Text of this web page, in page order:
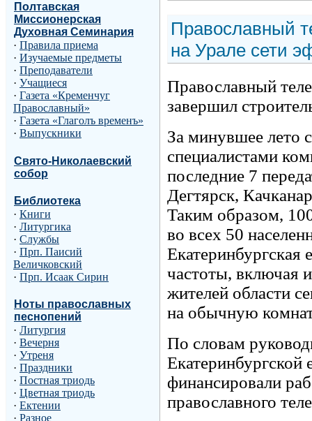
Полтавская
Миссионерская
Духовная Семинария
· Правила приема
· Изучаемые предметы
· Преподаватели
· Учащиеся
· Газета «Кременчуг
Православный»
· Газета «Глаголъ временъ»
· Выпускники
Свято-Николаевский
собор
Библиотека
· Книги
· Литургика
· Службы
· Прп. Паисий
Величковский
· Прп. Исаак Сирин
Ноты православных
песнопений
· Литургия
· Вечерня
· Утреня
· Праздники
· Постная триодь
· Цветная триодь
· Ектении
· Разное
Православный
на Урале сети
Православный
завершил
За минувшее лето
специалистами
последние 7
Дегтярск,
Таким образом,
во всех 50
Екатеринбургская
частоты, включая
жителей области
на обычную
По словам
финансировали
православного